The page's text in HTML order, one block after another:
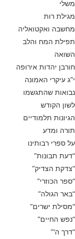
משלי
מגילת רות
מחשבה ואקטואליה
תפילת המח והלב
השואה
חורבן יהדות אירופה
י”ג עיקרי האמונה
נבואות שהתגשמו
לשון הקודש
הגיונות תלמודיים
תורה ומדע
על ספרי רבותינו
“דעת תבונות”
“צדקת הצדיק”
“ספר הכוזרי”
“באר הגולה”
“מסילת ישרים”
“נפש החיים”
“דרך ה'”